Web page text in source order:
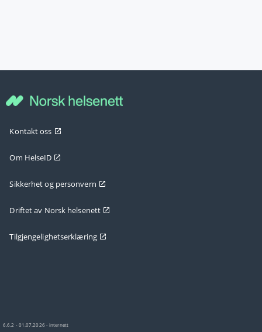
Kontakt oss
Om HelseID
Sikkerhet og personvern
Driftet av Norsk helsenett
Tilgjengelighetserklæring
6.6.2 - 01.07.2026 - internett